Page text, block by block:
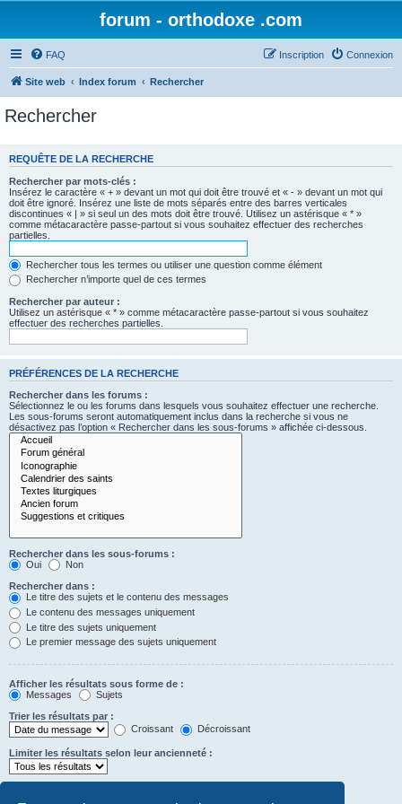
forum - orthodoxe .com
FAQ Connexion
Inscription
Site web Index forum Rechercher
Rechercher
REQUÊTE DE LA RECHERCHE
Rechercher par mots-clés :
Insérez le caractère « + » devant un mot qui doit être trouvé et « - » devant un mot qui
doit être ignoré. Insérez une liste de mots séparés entre des barres verticales
discontinues « | » si seul un des mots doit être trouvé. Utilisez un astérisque « * »
comme métacaractère passe-partout si vous souhaitez effectuer des recherches
partielles.
Rechercher tous les termes ou utiliser une question comme élément
Rechercher n’importe quel de ces termes
Rechercher par auteur :
Utilisez un astérisque « * » comme métacaractère passe-partout si vous souhaitez
effectuer des recherches partielles.
PRÉFÉRENCES DE LA RECHERCHE
Rechercher dans les forums :
Sélectionnez le ou les forums dans lesquels vous souhaitez effectuer une recherche.
Les sous-forums seront automatiquement inclus dans la recherche si vous ne
désactivez pas l’option « Rechercher dans les sous-forums » affichée ci-dessous.
Rechercher dans les sous-forums :
Oui
Non
Rechercher dans :
Le titre des sujets et le contenu des messages
Le contenu des messages uniquement
Le titre des sujets uniquement
Le premier message des sujets uniquement
Afficher les résultats sous forme de :
Messages
Sujets
Trier les résultats par :
Croissant
Décroissant
Limiter les résultats selon leur ancienneté :